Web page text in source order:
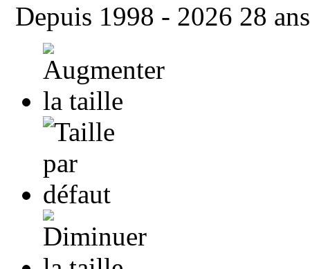
Depuis 1998 - 2026 28